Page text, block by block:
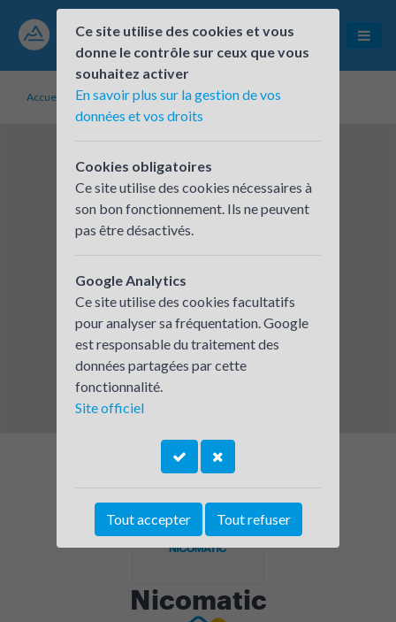
Accueil Établissements inscrits Nicomatic
Nicomatic
Ce site utilise des cookies et vous
donne le contrôle sur ceux que vous
souhaitez activer
En savoir plus sur la gestion de vos
données et vos droits
Cookies obligatoires
Ce site utilise des cookies nécessaires à
son bon fonctionnement. Ils ne peuvent
pas être désactivés.
Google Analytics
Ce site utilise des cookies facultatifs
pour analyser sa fréquentation. Google
est responsable du traitement des
données partagées par cette
fonctionnalité.
Site officiel
Tout accepter Tout refuser